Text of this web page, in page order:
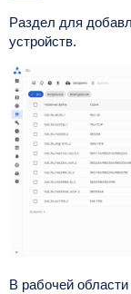
Раздел для
устройств.
В рабочей